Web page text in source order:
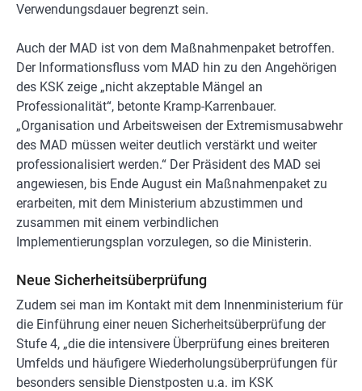
Verwendungsdauer begrenzt sein.
Auch der MAD ist von dem Maßnahmenpaket betroffen.
Der Informationsfluss vom MAD hin zu den Angehörigen
des KSK zeige „nicht akzeptable Mängel an
Professionalität“, betonte Kramp-Karrenbauer.
„Organisation und Arbeitsweisen der Extremismusabwehr
des MAD müssen weiter deutlich verstärkt und weiter
professionalisiert werden.“ Der Präsident des MAD sei
angewiesen, bis Ende August ein Maßnahmenpaket zu
erarbeiten, mit dem Ministerium abzustimmen und
zusammen mit einem verbindlichen
Implementierungsplan vorzulegen, so die Ministerin.
Neue Sicherheitsüberprüfung
Zudem sei man im Kontakt mit dem Innenministerium für
die Einführung einer neuen Sicherheitsüberprüfung der
Stufe 4, „die die intensivere Überprüfung eines breiteren
Umfelds und häufigere Wiederholungsüberprüfungen für
besonders sensible Dienstposten u.a. im KSK